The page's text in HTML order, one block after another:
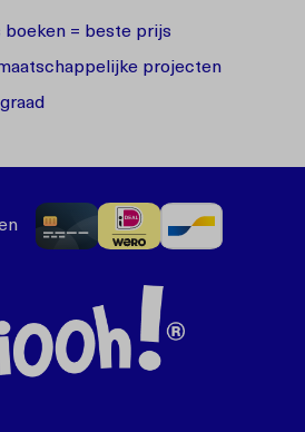
boeken = beste prijs
projecten